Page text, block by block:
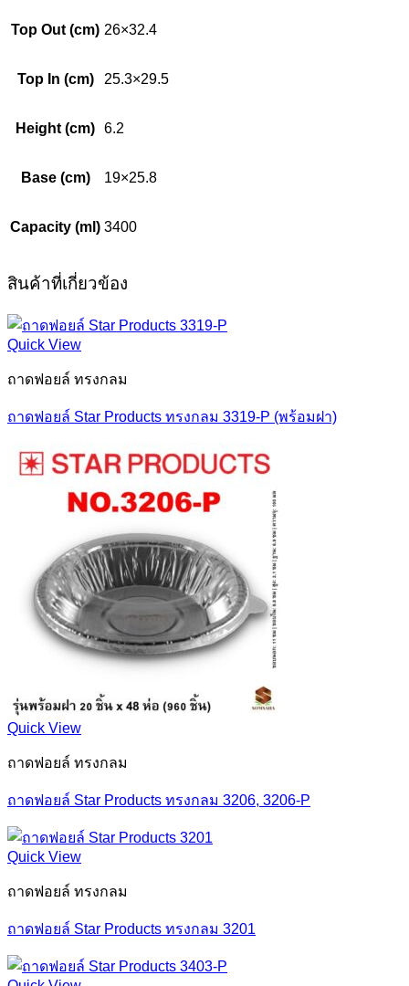
Top Out (cm) 26×32.4
Top In (cm) 25.3×29.5
Height (cm) 6.2
Base (cm) 19×25.8
Capacity (ml) 3400
สินค้าที่เกี่ยวข้อง
Quick View
ถาดฟอยล์ ทรงกลม
ถาดฟอยล์ Star Products ทรงกลม 3319-P (พร้อมฝา)
Quick View
ถาดฟอยล์ ทรงกลม
ถาดฟอยล์ Star Products ทรงกลม 3206, 3206-P
Quick View
ถาดฟอยล์ ทรงกลม
ถาดฟอยล์ Star Products ทรงกลม 3201